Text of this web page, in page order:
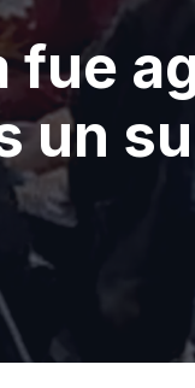
fue
un